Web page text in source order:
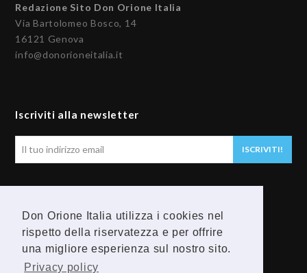
Don Orione Italia utilizza i cookies nel
rispetto della riservatezza e per offrire
una migliore esperienza sul nostro sito.
Privacy policy
Redazione Sito Don Orione Italia
Via Bartolomeo Bosco, 14
16121 Genova
info@donorioneitalia.it
Iscriviti alla newsletter
ISCRIVITI!
F
a
Y
o